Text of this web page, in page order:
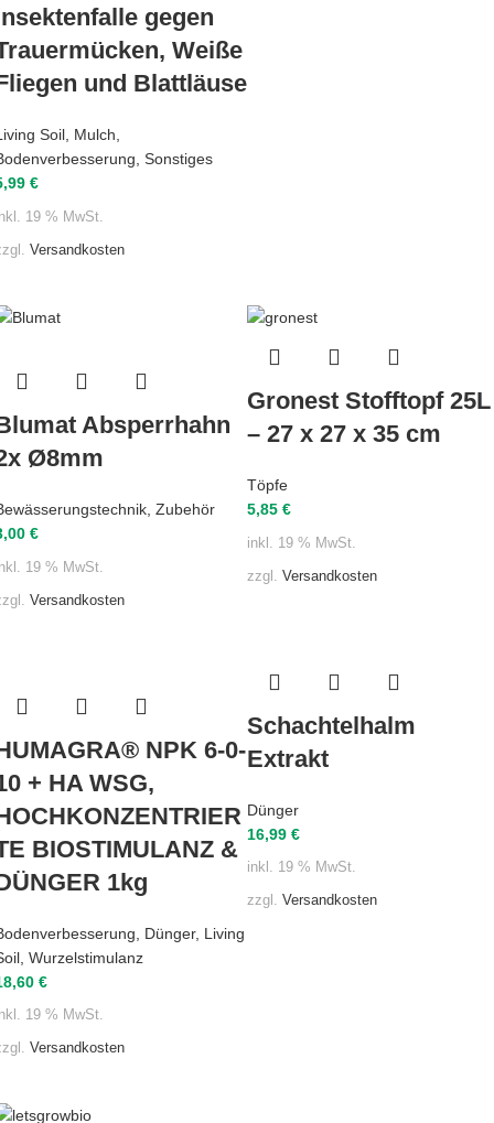
gegen
Weiße
und Blattläuse
Soil Mulch
Sonstiges
€
19 % MwSt.
Versandkosten
Absperrhahn
Ø8mm
Zubehör
€
19 % MwSt.
Versandkosten
Gronest Stofftopf 25L
– 27 x 27 x 35 cm
Töpfe
5,85 €
inkl. 19 % MwSt.
zzgl. Versandkosten
NPK 6-0-
+ HA WSG,
BIOSTIMULANZ &
1kg
Dünger, Living
Wurzelstimulanz
€
19 % MwSt.
Versandkosten
Schachtelhalm
Extrakt
Dünger
16,99 €
inkl. 19 % MwSt.
zzgl. Versandkosten